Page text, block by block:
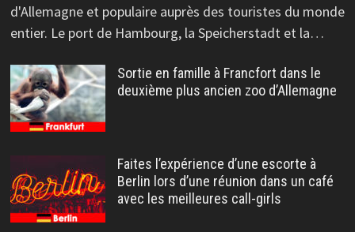
d'Allemagne et populaire auprès des touristes du monde
entier. Le port de Hambourg, la Speicherstadt et la…
Sortie en famille à Francfort dans le
deuxième plus ancien zoo d’Allemagne
Faites l’expérience d’une escorte à
Berlin lors d’une réunion dans un café
avec les meilleures call-girls